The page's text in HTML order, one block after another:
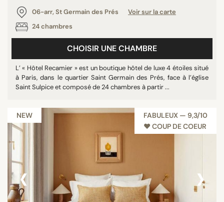
06-arr, St Germain des Prés
Voir sur la carte
24 chambres
CHOISIR UNE CHAMBRE
L’ « Hôtel Recamier » est un boutique hôtel de luxe 4 étoiles situé
à Paris, dans le quartier Saint Germain des Prés, face à l’église
Saint Sulpice et composé de 24 chambres à partir ...
NEW
FABULEUX — 9,3/10
♥︎ COUP DE COEUR
‹ ›